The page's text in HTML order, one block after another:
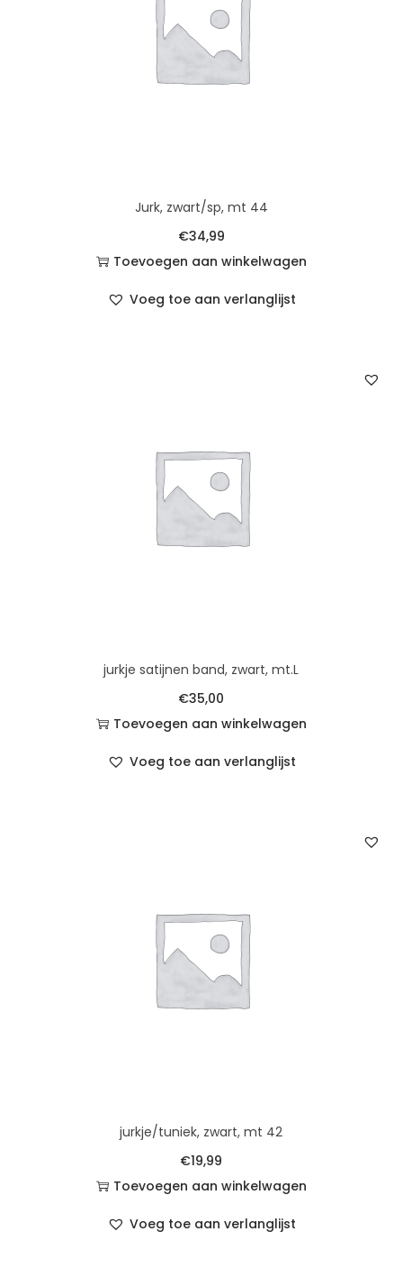
Jurk, zwart/sp, mt 44
€34,99
Toevoegen aan winkelwagen
Voeg toe aan verlanglijst
jurkje satijnen band, zwart, mt.L
€35,00
Toevoegen aan winkelwagen
Voeg toe aan verlanglijst
jurkje/tuniek, zwart, mt 42
€19,99
Toevoegen aan winkelwagen
Voeg toe aan verlanglijst